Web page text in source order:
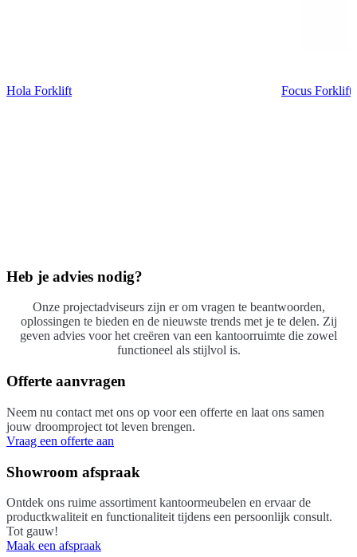
Hola Forklift Focus Forklift
Heb je advies nodig?
Onze projectadviseurs zijn er om vragen te beantwoorden,
oplossingen te bieden en de nieuwste trends met je te delen. Zij
geven advies voor het creëren van een kantoorruimte die zowel
functioneel als stijlvol is.
Offerte aanvragen
Neem nu contact met ons op voor een offerte en laat ons samen
jouw droomproject tot leven brengen.
Vraag een offerte aan
Showroom afspraak
Ontdek ons ruime assortiment kantoormeubelen en ervaar de
productkwaliteit en functionaliteit tijdens een persoonlijk consult.
Tot gauw!
Maak een afspraak